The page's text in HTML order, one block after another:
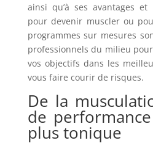
ainsi qu’à ses avantages
pour devenir muscler ou
programmes sur mesures
professionnels du milieu
vos objectifs dans les
vous faire courir de risques.
De la
de
plus tonique